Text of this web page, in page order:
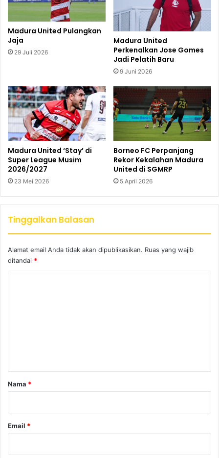
Madura United Pulangkan
Jaja
29 Juli 2026
Madura United
Perkenalkan Jose Gomes
Jadi Pelatih Baru
9 Juni 2026
Madura United ‘Stay’ di
Super League Musim
2026/2027
23 Mei 2026
Borneo FC Perpanjang
Rekor Kekalahan Madura
United di SGMRP
5 April 2026
Tinggalkan Balasan
Alamat email Anda tidak akan dipublikasikan. Ruas yang wajib
ditandai *
r
Nama *
Email *